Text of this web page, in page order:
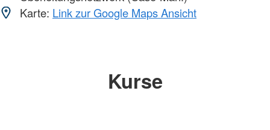
Karte: Link zur Google Maps Ansicht
Kurse